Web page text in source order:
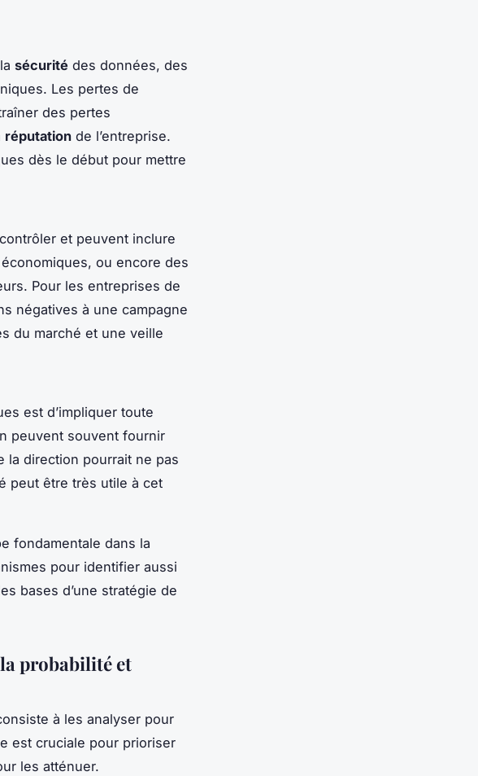
sécurité des données, des
Les pertes de
des pertes
réputation de l’entreprise.
dès le début pour mettre
et peuvent inclure
ou encore des
Pour les entreprises de
négatives à une campagne
du marché et une veille
est d’impliquer toute
peuvent souvent fournir
la direction pourrait ne pas
peut être très utile à cet
fondamentale dans la
pour identifier aussi
bases d’une stratégie de
probabilité et
à les analyser pour
est cruciale pour prioriser
les atténuer.